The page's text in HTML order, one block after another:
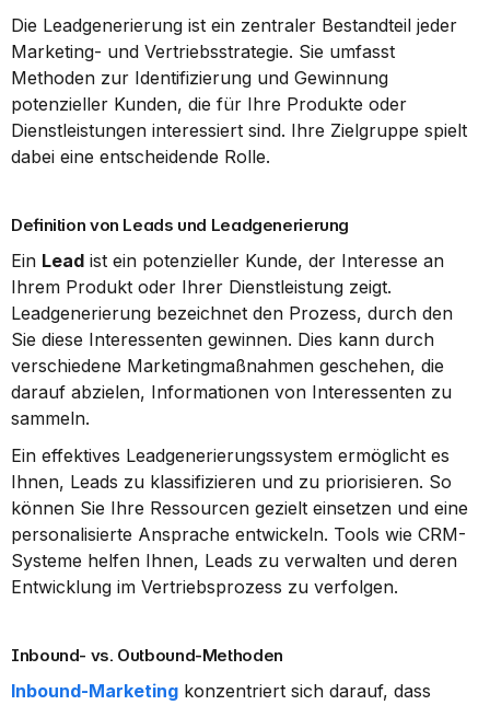
Die Leadgenerierung ist ein zentraler Bestandteil jeder
Marketing- und Vertriebsstrategie. Sie umfasst
Methoden zur Identifizierung und Gewinnung
potenzieller Kunden, die für Ihre Produkte oder
Dienstleistungen interessiert sind. Ihre Zielgruppe spielt
dabei eine entscheidende Rolle.
Definition von Leads und Leadgenerierung
Ein Lead ist ein potenzieller Kunde, der Interesse an
Ihrem Produkt oder Ihrer Dienstleistung zeigt.
Leadgenerierung bezeichnet den Prozess, durch den
Sie diese Interessenten gewinnen. Dies kann durch
verschiedene Marketingmaßnahmen geschehen, die
darauf abzielen, Informationen von Interessenten zu
sammeln.
Ein effektives Leadgenerierungssystem ermöglicht es
Ihnen, Leads zu klassifizieren und zu priorisieren. So
können Sie Ihre Ressourcen gezielt einsetzen und eine
personalisierte Ansprache entwickeln. Tools wie CRM-
Systeme helfen Ihnen, Leads zu verwalten und deren
Entwicklung im Vertriebsprozess zu verfolgen.
Inbound- vs. Outbound-Methoden
Inbound-Marketing konzentriert sich darauf, dass